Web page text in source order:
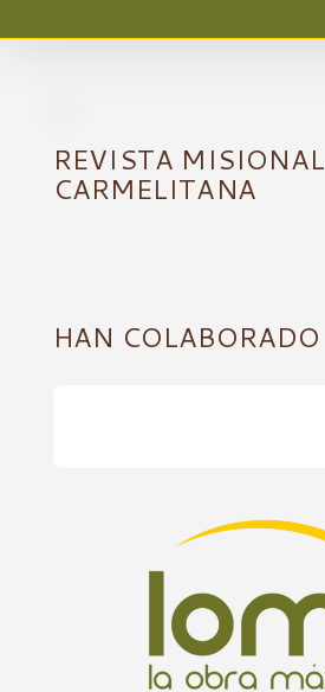
REVISTA MISIONAL
CARMELITANA
HAN COLABORADO